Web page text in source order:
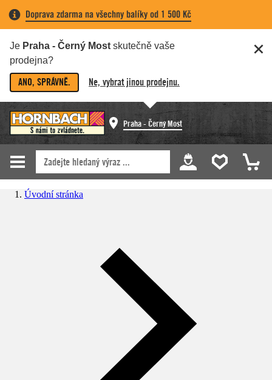
Doprava zdarma na všechny balíky od 1 500 Kč
Je Praha - Černý Most skutečně vaše
prodejna?
ANO, SPRÁVNĚ. Ne, vybrat jinou prodejnu.
Praha - Černý Most
Úvodní stránka